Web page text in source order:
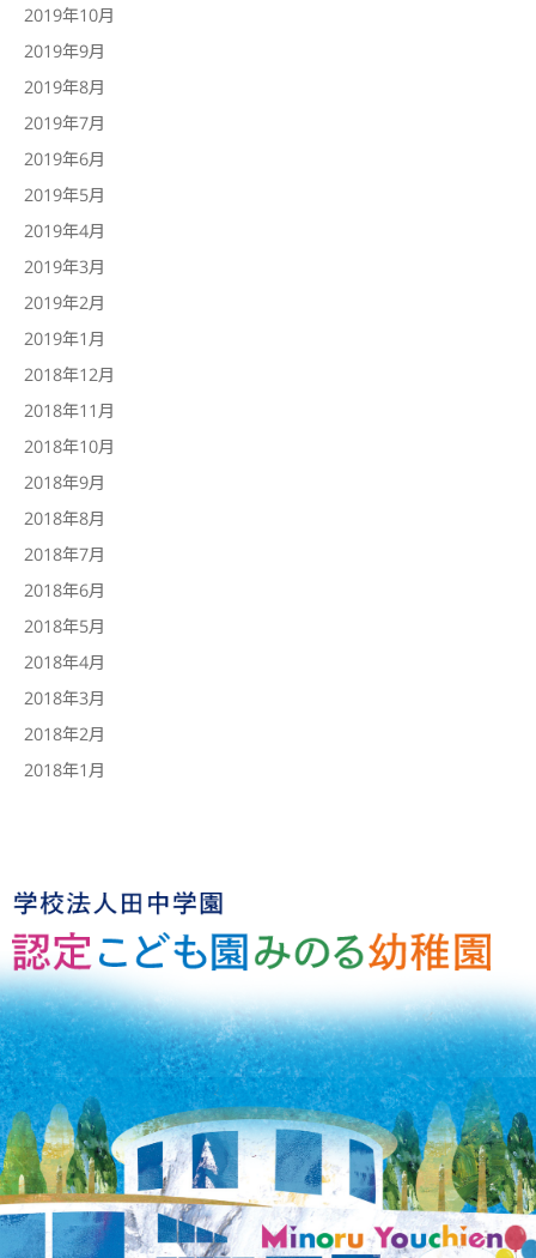
2019年10月
2019年9月
2019年8月
2019年7月
2019年6月
2019年5月
2019年4月
2019年3月
2019年2月
2019年1月
2018年12月
2018年11月
2018年10月
2018年9月
2018年8月
2018年7月
2018年6月
2018年5月
2018年4月
2018年3月
2018年2月
2018年1月